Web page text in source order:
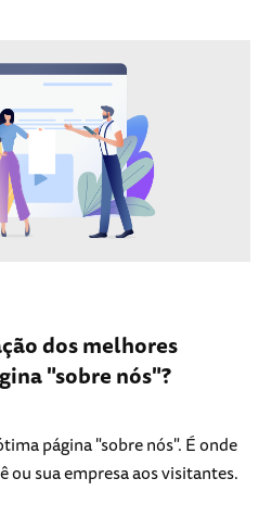
dos melhores
"sobre nós"?
página "sobre nós". É onde
ou sua empresa aos visitantes.